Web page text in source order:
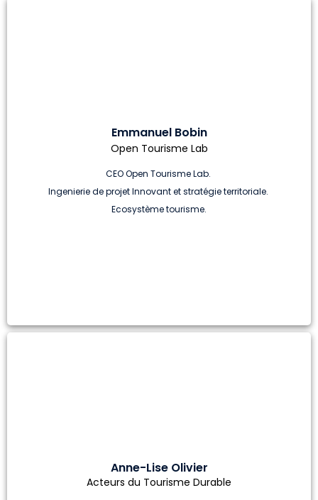
Emmanuel Bobin
Open Tourisme Lab
CEO Open Tourisme Lab.
Ingenierie de projet Innovant et stratégie territoriale.
Ecosystème tourisme.
Anne-Lise Olivier
Acteurs du Tourisme Durable